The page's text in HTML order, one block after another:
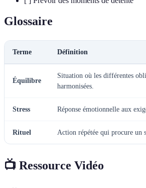
Glossaire
Terme Définition
Équilibre
Situation où les différentes
harmonisées.
Stress Réponse émotionnelle aux
Rituel Action répétée qui procure un
📺 Ressource Vidéo